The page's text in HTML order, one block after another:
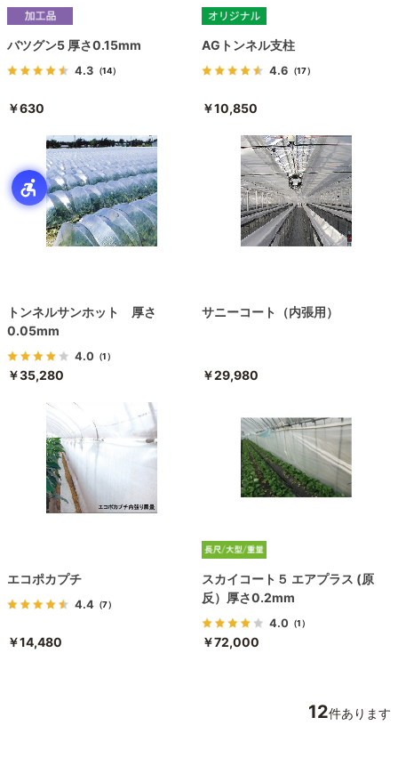
バツグン5 厚さ0.15mm
4.3 （14）
￥630
AGトンネル支柱
4.6 （17）
￥10,850
トンネルサンホット 厚さ
0.05mm
4.0 （1）
￥35,280
サニーコート（内張用）
￥29,980
エコポカプチ
4.4 （7）
￥14,480
スカイコート５ エアプラス (原
反）厚さ0.2mm
4.0 （1）
￥72,000
12件あります